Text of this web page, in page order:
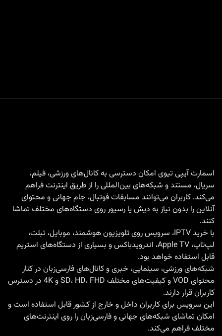
اسمارت آیپی تیوی امکان دسترسی به کانال‌های ورزشی، فیلم،
سریال، مستند و شبکه‌های بین‌المللی را از طریق اینترنت فراهم
می‌کند. کاربران می‌توانند مسابقات فوتبال، جام جهانی و محتوای
آنلاین را بدون نیاز به دیش یا رسیور روی دستگاه‌های مختلف تماشا
کنند.
با خرید IPTV
، سرویس روی تلویزیون هوشمند، موبایل، تبلت،
لپ‌تاپ، Apple TV، اندرویدباکس و بسیاری از دستگاه‌های استریم
قابل استفاده خواهد بود.
شبکه‌های ورزشی، سینمایی، خبری و کانال‌های فارسی‌زبان در کنار
محتوای VOD و کیفیت‌های مختلف SD، HD، FHD و 4K در دسترس
کاربران قرار دارند.
این سرویس برای کاربران داخل و خارج از کشور قابل استفاده است و
امکان تماشای شبکه‌های جهانی و فارسی‌زبان را روی اینترنت‌های
مختلف فراهم می‌کند.